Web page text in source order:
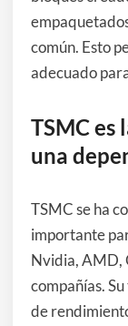
común. Esto
adecuado
TSMC es
una
TSMC se ha
importante
Nvidia, AMD,
compañías.
de